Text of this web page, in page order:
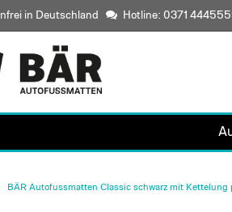
in Deutschland Hotline: 0371
BÄR Autofussmatten Classic schwarz mit Kettelung